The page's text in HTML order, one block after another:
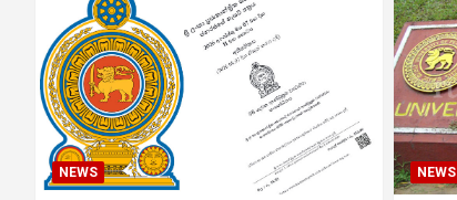
NEWS NEWS